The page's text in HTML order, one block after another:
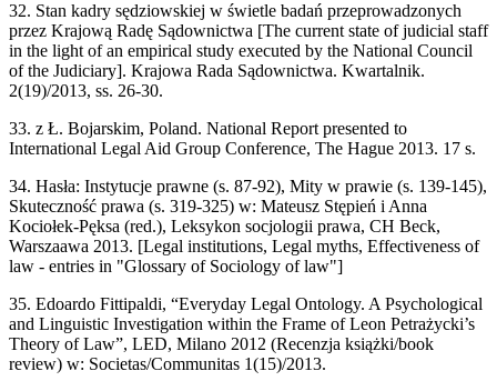
32. Stan kadry sędziowskiej w świetle badań przeprowadzonych
przez Krajową Radę Sądownictwa [The current state of judicial staff
in the light of an empirical study executed by the National Council
of the Judiciary]. Krajowa Rada Sądownictwa. Kwartalnik.
2(19)/2013, ss. 26-30.
33. z Ł. Bojarskim, Poland. National Report presented to
International Legal Aid Group Conference, The Hague 2013. 17 s.
34. Hasła: Instytucje prawne (s. 87-92), Mity w prawie (s. 139-145),
Skuteczność prawa (s. 319-325) w: Mateusz Stępień i Anna
Kociołek-Pęksa (red.), Leksykon socjologii prawa, CH Beck,
Warszaawa 2013. [Legal institutions, Legal myths, Effectiveness of
law - entries in "Glossary of Sociology of law"]
35. Edoardo Fittipaldi, “Everyday Legal Ontology. A Psychological
and Linguistic Investigation within the Frame of Leon Petrażycki’s
Theory of Law”, LED, Milano 2012 (Recenzja książki/book
review) w: Societas/Communitas 1(15)/2013.